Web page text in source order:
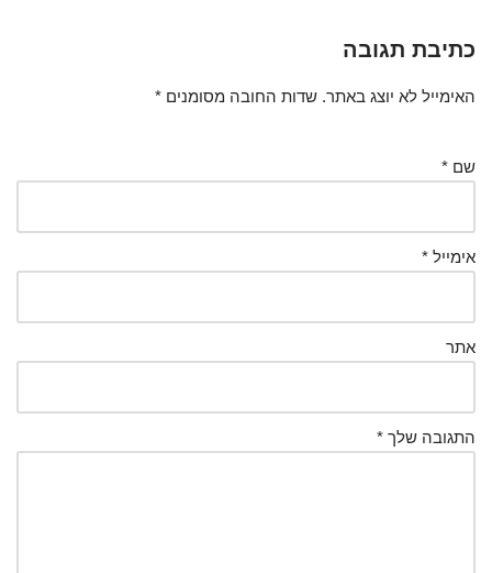
כתיבת תגובה
האימייל לא יוצג באתר. שדות החובה מסומנים *
שם *
אימייל *
אתר
התגובה שלך *